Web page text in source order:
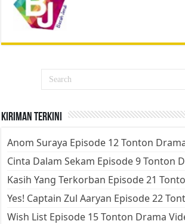
Kiriman Terkini
Anom Suraya Episode 12 Tonton
Cinta Dalam Sekam Episode 9 Tonton
Kasih Yang Terkorban Episode 21
Yes! Captain Zul Aaryan Episode 22
Wish List Episode 15 Tonton Drama